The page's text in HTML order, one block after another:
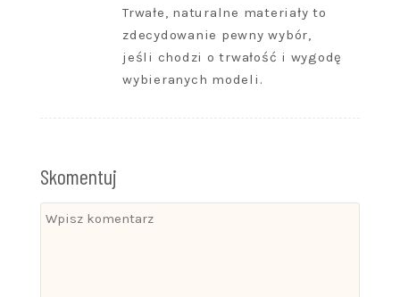
Trwałe, naturalne materiały to
zdecydowanie pewny wybór,
jeśli chodzi o trwałość i wygodę
wybieranych modeli.
Skomentuj